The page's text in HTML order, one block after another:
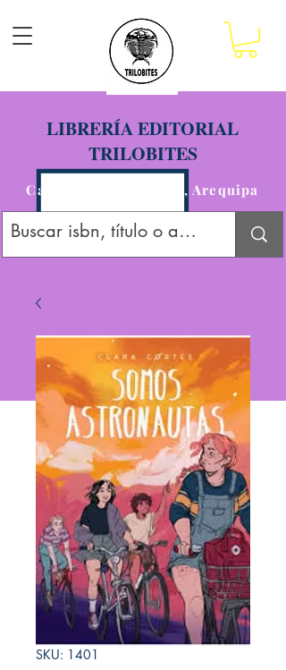
LIBRERÍA EDITORIAL
TRILOBITES
Calle San Agustín 201, Arequipa
SKU: 1401